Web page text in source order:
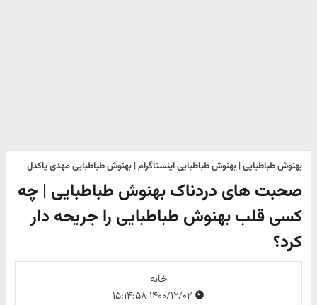
بهنوش طباطبایی | بهنوش طباطبایی اینستاگرام | بهنوش طباطبایی مهدی پاکدل
صحبت های دردناک بهنوش طباطبایی | چه
کسی قلب بهنوش طباطبایی را جریحه دار
کرد؟
خانه
۱۴۰۰/۱۲/۰۲ ۱۵:۱۴:۵۸